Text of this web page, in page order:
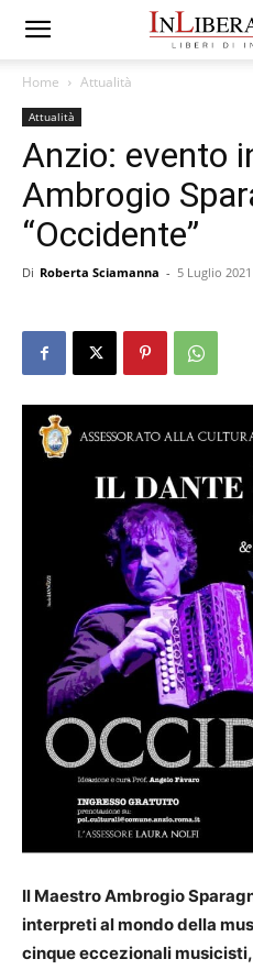
Home Attualità
Attualità
Anzio: evento
Ambrogio
“Occidente”
Di Roberta Sciamanna - 5 Luglio 2021
Il Maestro Ambrogio
interpreti al mondo della
cinque eccezionali musicisti,